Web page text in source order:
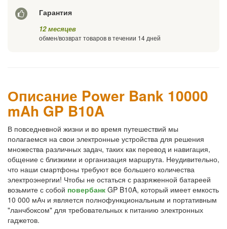
Гарантия
12 месяцев
обмен/возврат товаров в течении 14 дней
Описание Power Bank 10000
mAh GP B10A
В повседневной жизни и во время путешествий мы
полагаемся на свои электронные устройства для решения
множества различных задач, таких как перевод и навигация,
общение с близкими и организация маршрута. Неудивительно,
что наши смартфоны требуют все большего количества
электроэнергии! Чтобы не остаться с разряженной батареей
возьмите с собой повербанк GP B10A, который имеет емкость
10 000 мАч и является полнофункциональным и портативным
"ланчбоксом" для требовательных к питанию электронных
гаджетов.